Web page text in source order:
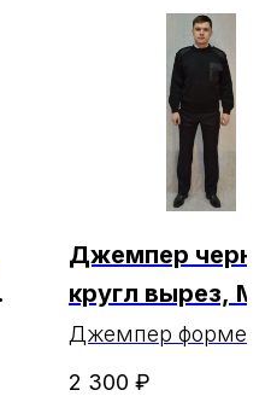
Джемпер черн,
кругл вырез,
МАРКА (ЧЗ
Джемпер
черный
2 300 ₽